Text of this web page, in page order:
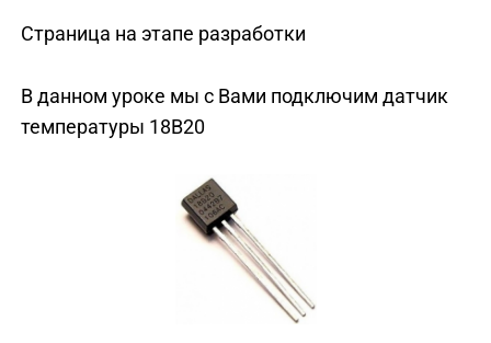
Страница на этапе разработки
В данном уроке мы с Вами подключим датчик
температуры 18B20